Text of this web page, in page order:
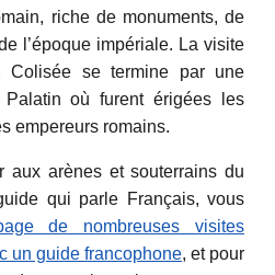
riche de monuments, de
l’époque impériale. La visite
Colisée se termine par une
où furent érigées les
empereurs romains.
aux arènes et souterrains du
qui parle Français, vous
de nombreuses visites
un guide francophone, et pour